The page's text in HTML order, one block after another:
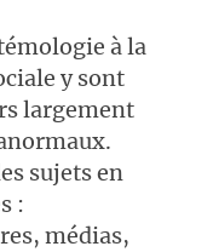
à la
y sont
largement
sujets en
:
médias,